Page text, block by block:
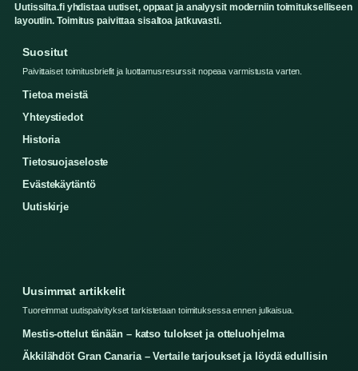
Uutissilta.fi yhdistaa uutiset, oppaat ja analyysit moderniin toimitukselliseen
layoutiin. Toimitus paivittaa sisaltoa jatkuvasti.
Suositut
Paivittaiset toimitusbriefit ja luottamusresurssit nopeaa varmistusta varten.
Tietoa meistä
Yhteystiedot
Historia
Tietosuojaseloste
Evästekäytäntö
Uutiskirje
Uusimmat artikkelit
Tuoreimmat uutispaivitykset tarkistetaan toimituksessa ennen julkaisua.
Mestis-ottelut tänään – katso tulokset ja otteluohjelma
Äkkilähdöt Gran Canaria – Vertaile tarjoukset ja löydä edullisin